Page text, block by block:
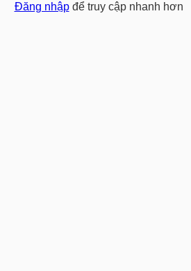
Đăng nhậpđể truy cập nhanh hơn